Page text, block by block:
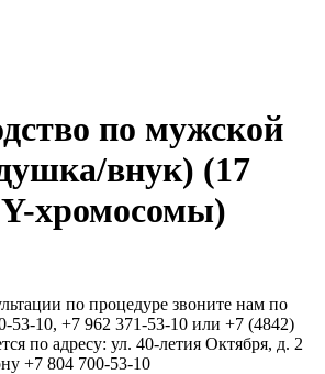
по мужской
внук) (17
хромосомы)
по процедуре звоните нам по
53-10, +7 962 371-53-10 или +7 (4842)
по адресу: ул. 40-летия Октября, д. 2
+7 804 700-53-10